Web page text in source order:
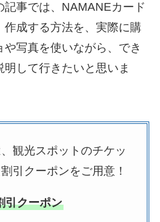
記事では、NAMANEカード
作成する方法を、実際に購
や写真を使いながら、でき
して行きたいと思いま
、観光スポットのチケッ
引クーポンをご用意！
引クーポン